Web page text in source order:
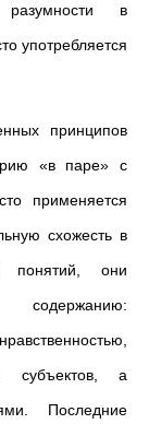
разумности в
употребляется
принципов
«в паре» с
применяется
схожесть в
понятий, они
субъектов, а
Последние